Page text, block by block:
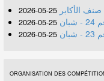
25-05-2026
25-05-2026
25-05-2026
ORGANISATION DES